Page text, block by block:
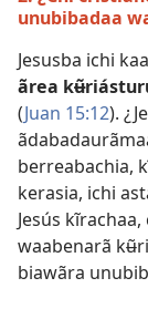
unubibadaa
Jesusba ichi
ãrea
(Juan 15:12).
berreabachia,
kerasia, ichi
Jesús
waabenarã
biawãra